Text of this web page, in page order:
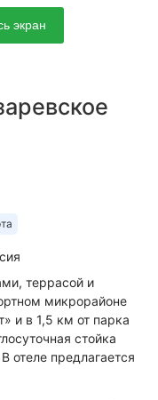
экран
террасой и
микрорайоне
и в 1,5 км от парка
стойка
отеле предлагается